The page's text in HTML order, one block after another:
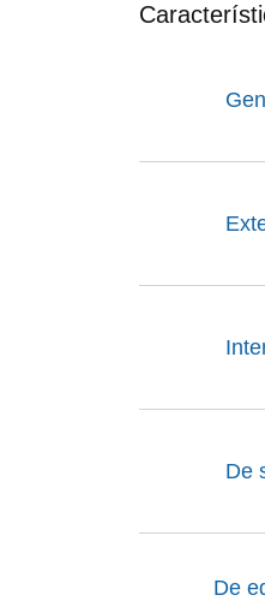
De
De